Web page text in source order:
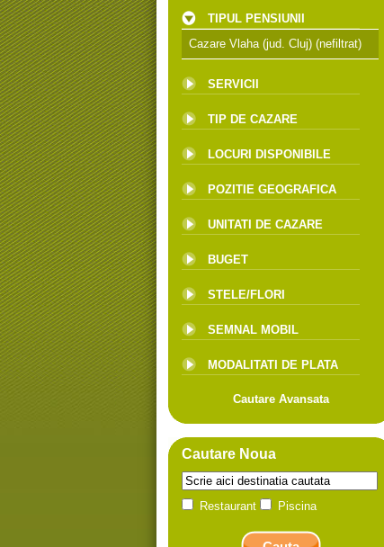
TIPUL PENSIUNII
Cazare Vlaha (jud. Cluj) (nefiltrat)
SERVICII
TIP DE CAZARE
LOCURI DISPONIBILE
POZITIE GEOGRAFICA
UNITATI DE CAZARE
BUGET
STELE/FLORI
SEMNAL MOBIL
MODALITATI DE PLATA
Cautare Avansata
Cautare Noua
Restaurant Piscina